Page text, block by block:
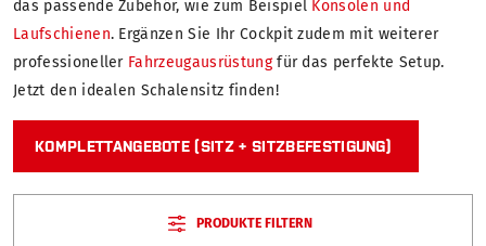
das passende Zubehör, wie zum Beispiel Konsolen und
Laufschienen. Ergänzen Sie Ihr Cockpit zudem mit weiterer
professioneller Fahrzeugausrüstungfür das perfekte Setup.
Jetzt den idealen Schalensitz finden!
KOMPLETTANGEBOTE (SITZ + SITZBEFESTIGUNG)
PRODUKTE FILTERN